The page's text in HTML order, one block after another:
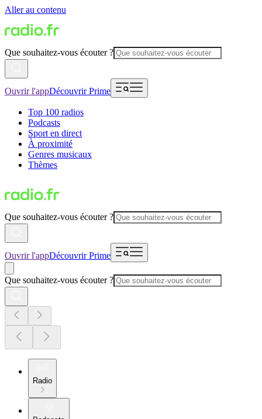
Aller au contenu
Que souhaitez-vous écouter ?
Ouvrir l'appDécouvrir Prime
Top 100 radios
Podcasts
Sport en direct
À proximité
Genres musicaux
Thèmes
Que souhaitez-vous écouter ?
Ouvrir l'appDécouvrir Prime
Que souhaitez-vous écouter ?
Radio